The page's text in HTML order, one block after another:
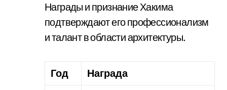
Награды и признание Хакима
подтверждают его профессионализм
и талант в области архитектуры.
Год Награда